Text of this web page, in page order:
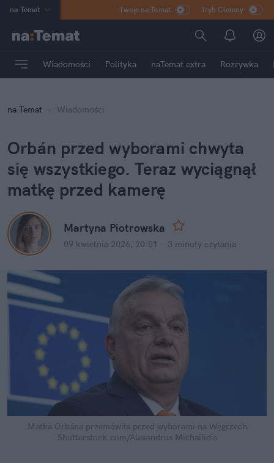
na:Temat
Poland
mama
Rozrywka
Twoje na:Temat Tryb Ciemny
Wiadomości Polityka naTemat extra Rozrywka
na:Temat Wiadomości
Orbán przed wyborami chwyta
się wszystkiego. Teraz wyciągnął
matkę przed kamerę
Martyna Piotrowska
09 kwietnia 2026, 20:51 3 minuty czytania
Matka Orbána przemówiła przed wyborami na Węgrzech
Shutterstock.com/Alexandros Michailidis